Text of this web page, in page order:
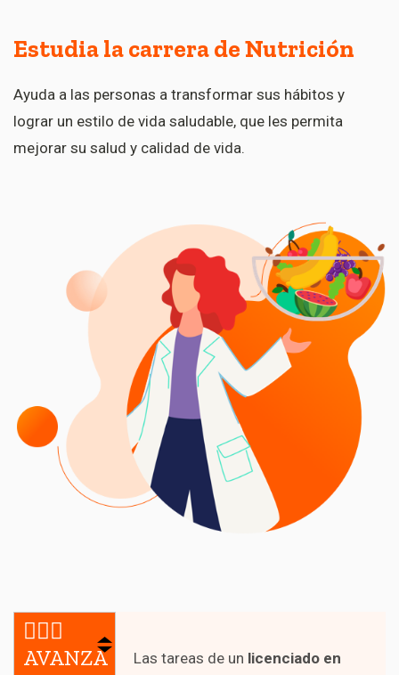
Estudia la carrera de Nutrición
Ayuda a las personas a transformar sus hábitos y
lograr un estilo de vida saludable, que les permita
mejorar su salud y calidad de vida.
🏃🏻‍♀️
AVANZA
Las tareas de un licenciado en